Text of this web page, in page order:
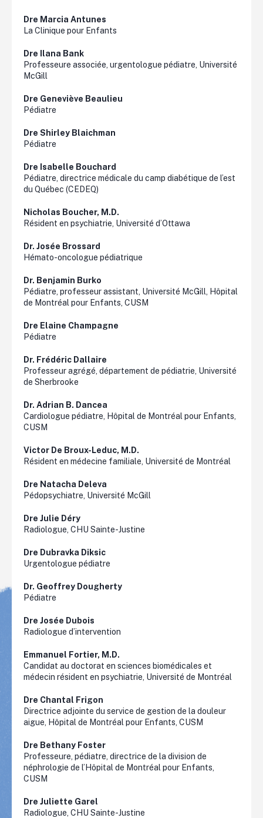
Dre Marcia Antunes
La Clinique pour Enfants
Dre Ilana Bank
Professeure associée, urgentologue pédiatre, Université
McGill
Dre Geneviève Beaulieu
Pédiatre
Dre Shirley Blaichman
Pédiatre
Dre Isabelle Bouchard
Pédiatre, directrice médicale du camp diabétique de l’est
du Québec (CEDEQ)
Nicholas Boucher, M.D.
Résident en psychiatrie, Université d’Ottawa
Dr. Josée Brossard
Hémato-oncologue pédiatrique
Dr. Benjamin Burko
Pédiatre, professeur assistant, Université McGill, Hôpital
de Montréal pour Enfants, CUSM
Dre Elaine Champagne
Pédiatre
Dr. Frédéric Dallaire
Professeur agrégé, département de pédiatrie, Université
de Sherbrooke
Dr. Adrian B. Dancea
Cardiologue pédiatre, Hôpital de Montréal pour Enfants,
CUSM
Victor De Broux-Leduc, M.D.
Résident en médecine familiale, Université de Montréal
Dre Natacha Deleva
Pédopsychiatre, Université McGill
Dre Julie Déry
Radiologue, CHU Sainte-Justine
Dre Dubravka Diksic
Urgentologue pédiatre
Dr. Geoffrey Dougherty
Pédiatre
Dre Josée Dubois
Radiologue d’intervention
Emmanuel Fortier, M.D.
Candidat au doctorat en sciences biomédicales et
médecin résident en psychiatrie, Université de Montréal
Dre Chantal Frigon
Directrice adjointe du service de gestion de la douleur
aigue, Hôpital de Montréal pour Enfants, CUSM
Dre Bethany Foster
Professeure, pédiatre, directrice de la division de
néphrologie de l’Hôpital de Montréal pour Enfants,
CUSM
Dre Juliette Garel
Radiologue, CHU Sainte-Justine